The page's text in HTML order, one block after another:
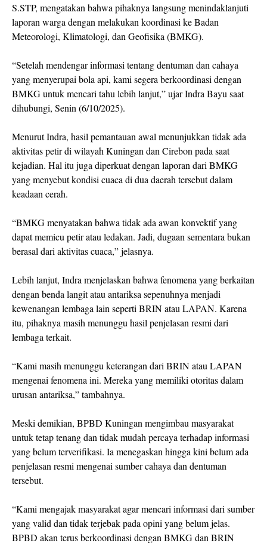
S.STP, mengatakan bahwa pihaknya langsung menindaklanjuti
laporan warga dengan melakukan koordinasi ke Badan
Meteorologi, Klimatologi, dan Geofisika (BMKG).
“Setelah mendengar informasi tentang dentuman dan cahaya
yang menyerupai bola api, kami segera berkoordinasi dengan
BMKG untuk mencari tahu lebih lanjut,” ujar Indra Bayu saat
dihubungi, Senin (6/10/2025).
Menurut Indra, hasil pemantauan awal menunjukkan tidak ada
aktivitas petir di wilayah Kuningan dan Cirebon pada saat
kejadian. Hal itu juga diperkuat dengan laporan dari BMKG
yang menyebut kondisi cuaca di dua daerah tersebut dalam
keadaan cerah.
“BMKG menyatakan bahwa tidak ada awan konvektif yang
dapat memicu petir atau ledakan. Jadi, dugaan sementara bukan
berasal dari aktivitas cuaca,” jelasnya.
Lebih lanjut, Indra menjelaskan bahwa fenomena yang berkaitan
dengan benda langit atau antariksa sepenuhnya menjadi
kewenangan lembaga lain seperti BRIN atau LAPAN. Karena
itu, pihaknya masih menunggu hasil penjelasan resmi dari
lembaga terkait.
“Kami masih menunggu keterangan dari BRIN atau LAPAN
mengenai fenomena ini. Mereka yang memiliki otoritas dalam
urusan antariksa,” tambahnya.
Meski demikian, BPBD Kuningan mengimbau masyarakat
untuk tetap tenang dan tidak mudah percaya terhadap informasi
yang belum terverifikasi. Ia menegaskan hingga kini belum ada
penjelasan resmi mengenai sumber cahaya dan dentuman
tersebut.
“Kami mengajak masyarakat agar mencari informasi dari sumber
yang valid dan tidak terjebak pada opini yang belum jelas.
BPBD akan terus berkoordinasi dengan BMKG dan BRIN